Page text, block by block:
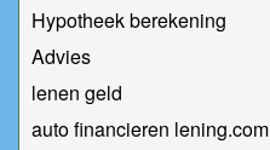
Hypotheek berekening
Advies
lenen geld
auto financieren lening.com